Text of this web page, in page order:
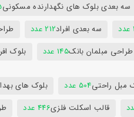
سه بعدی بلوک های نگهدارنده مسکونی
سه بعدی افراد212 عدد
طراحی مبلمان بانک145 عدد بلوک
مبل راحتی504 عدد بلوک های
قالب اسکلت فلزی446 عدد